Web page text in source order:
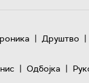
| Друштво |
| Одбојка |